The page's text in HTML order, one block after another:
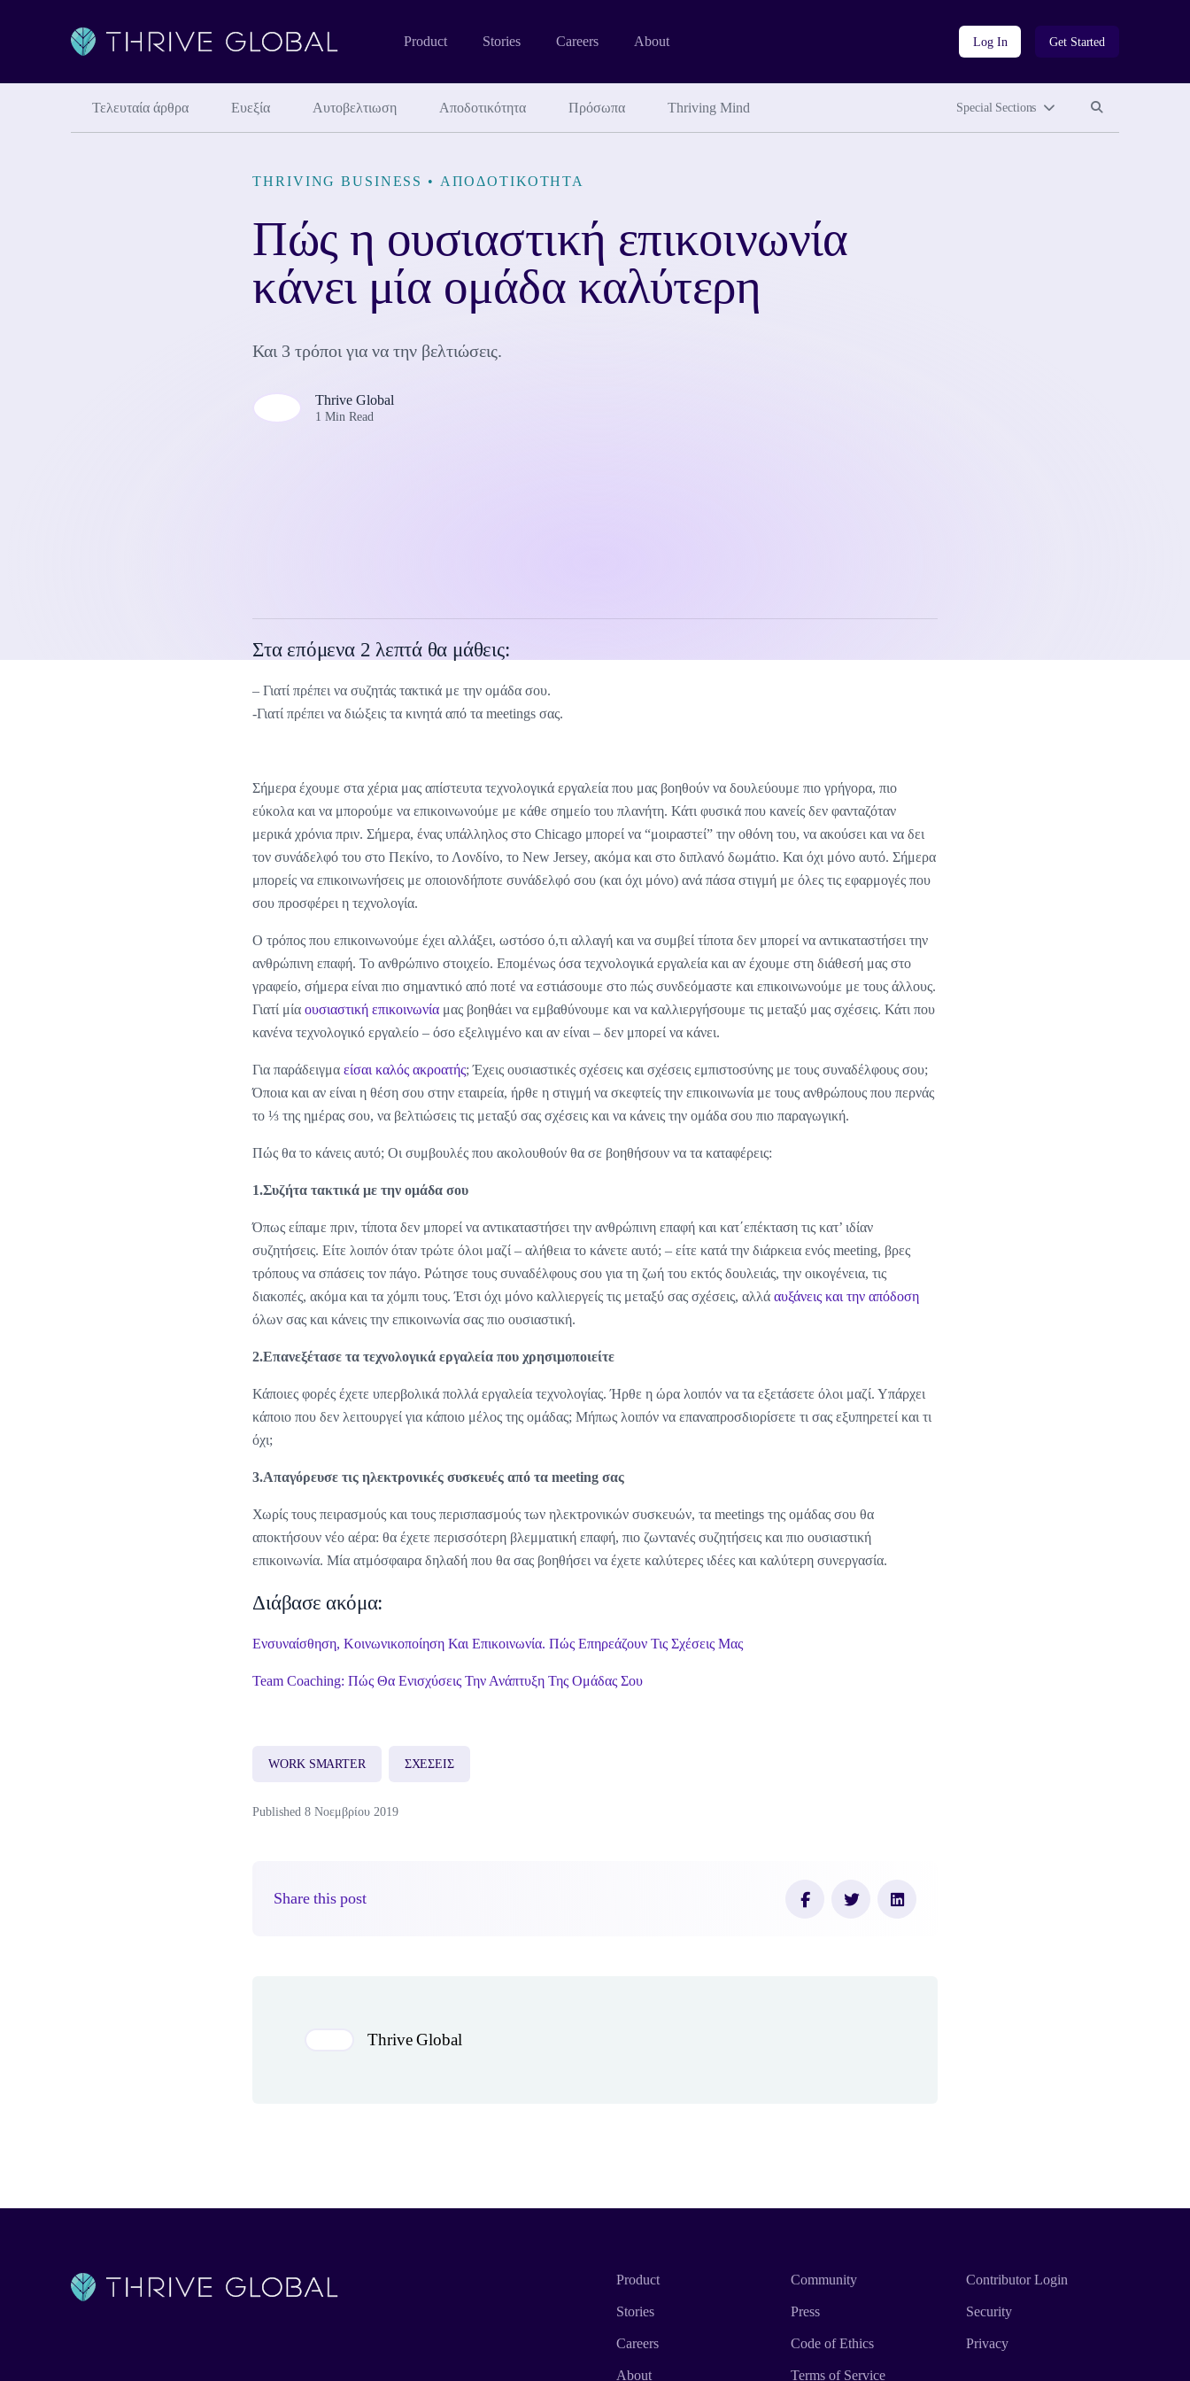
Product Stories Careers About Log In Get Started
Τελευταία άρθρα Ευεξία Αυτοβελτιωση Αποδοτικότητα Πρόσωπα Thriving Mind Special Sections Search site
THRIVING BUSINESS • ΑΠΟΔΟΤΙΚΌΤΗΤΑ
Πώς η ουσιαστική επικοινωνία
κάνει μία ομάδα καλύτερη
Και 3 τρόποι για να την βελτιώσεις.
Thrive Global
1 Min Read
Στα επόμενα 2 λεπτά θα μάθεις:
– Γιατί πρέπει να συζητάς τακτικά με την ομάδα σου.
-Γιατί πρέπει να διώξεις τα κινητά από τα meetings σας.
Σήμερα έχουμε στα χέρια μας απίστευτα τεχνολογικά εργαλεία που μας βοηθούν να δουλεύουμε πιο γρήγορα, πιο
εύκολα και να μπορούμε να επικοινωνούμε με κάθε σημείο του πλανήτη. Κάτι φυσικά που κανείς δεν φανταζόταν
μερικά χρόνια πριν. Σήμερα, ένας υπάλληλος στο Chicago μπορεί να “μοιραστεί” την οθόνη του, να ακούσει και να δει
τον συνάδελφό του στο Πεκίνο, το Λονδίνο, το New Jersey, ακόμα και στο διπλανό δωμάτιο. Και όχι μόνο αυτό. Σήμερα
μπορείς να επικοινωνήσεις με οποιονδήποτε συνάδελφό σου (και όχι μόνο) ανά πάσα στιγμή με όλες τις εφαρμογές που
σου προσφέρει η τεχνολογία.
Ο τρόπος που επικοινωνούμε έχει αλλάξει, ωστόσο ό,τι αλλαγή και να συμβεί τίποτα δεν μπορεί να αντικαταστήσει την
ανθρώπινη επαφή. Το ανθρώπινο στοιχείο. Επομένως όσα τεχνολογικά εργαλεία και αν έχουμε στη διάθεσή μας στο
γραφείο, σήμερα είναι πιο σημαντικό από ποτέ να εστιάσουμε στο πώς συνδεόμαστε και επικοινωνούμε με τους άλλους.
Γιατί μίαουσιαστική επικοινωνία μας βοηθάει να εμβαθύνουμε και να καλλιεργήσουμε τις μεταξύ μας σχέσεις. Κάτι που
κανένα τεχνολογικό εργαλείο – όσο εξελιγμένο και αν είναι – δεν μπορεί να κάνει.
Για παράδειγμαείσαι καλός ακροατής; Έχεις ουσιαστικές σχέσεις και σχέσεις εμπιστοσύνης με τους συναδέλφους σου;
Όποια και αν είναι η θέση σου στην εταιρεία, ήρθε η στιγμή να σκεφτείς την επικοινωνία με τους ανθρώπους που περνάς
το ⅓ της ημέρας σου, να βελτιώσεις τις μεταξύ σας σχέσεις και να κάνεις την ομάδα σου πιο παραγωγική.
Πώς θα το κάνεις αυτό; Οι συμβουλές που ακολουθούν θα σε βοηθήσουν να τα καταφέρεις:
1.Συζήτα τακτικά με την ομάδα σου
Όπως είπαμε πριν, τίποτα δεν μπορεί να αντικαταστήσει την ανθρώπινη επαφή και κατ΄επέκταση τις κατ’ ιδίαν
συζητήσεις. Είτε λοιπόν όταν τρώτε όλοι μαζί – αλήθεια το κάνετε αυτό; – είτε κατά την διάρκεια ενός meeting, βρες
τρόπους να σπάσεις τον πάγο. Ρώτησε τους συναδέλφους σου για τη ζωή του εκτός δουλειάς, την οικογένεια, τις
διακοπές, ακόμα και τα χόμπι τους. Έτσι όχι μόνο καλλιεργείς τις μεταξύ σας σχέσεις, αλλάαυξάνεις και την απόδοση
όλων σας και κάνεις την επικοινωνία σας πιο ουσιαστική.
2.Επανεξέτασε τα τεχνολογικά εργαλεία που χρησιμοποιείτε
Κάποιες φορές έχετε υπερβολικά πολλά εργαλεία τεχνολογίας. Ήρθε η ώρα λοιπόν να τα εξετάσετε όλοι μαζί. Υπάρχει
κάποιο που δεν λειτουργεί για κάποιο μέλος της ομάδας; Μήπως λοιπόν να επαναπροσδιορίσετε τι σας εξυπηρετεί και τι
όχι;
3.Απαγόρευσε τις ηλεκτρονικές συσκευές από τα meeting σας
Χωρίς τους πειρασμούς και τους περισπασμούς των ηλεκτρονικών συσκευών, τα meetings της ομάδας σου θα
αποκτήσουν νέο αέρα: θα έχετε περισσότερη βλεμματική επαφή, πιο ζωντανές συζητήσεις και πιο ουσιαστική
επικοινωνία. Μία ατμόσφαιρα δηλαδή που θα σας βοηθήσει να έχετε καλύτερες ιδέες και καλύτερη συνεργασία.
Διάβασε ακόμα:
Ενσυναίσθηση, Κοινωνικοποίηση Και Επικοινωνία. Πώς Επηρεάζουν Τις Σχέσεις Μας
Team Coaching: Πώς Θα Ενισχύσεις Την Ανάπτυξη Της Ομάδας Σου
WORK SMARTER ΣΧΕΣΕΙΣ
Published 8 Νοεμβρίου 2019
Share this post
Thrive Global
Product
Stories
Careers
About
Community
Press
Code of Ethics
Terms of Service
Contributor Login
Security
Privacy